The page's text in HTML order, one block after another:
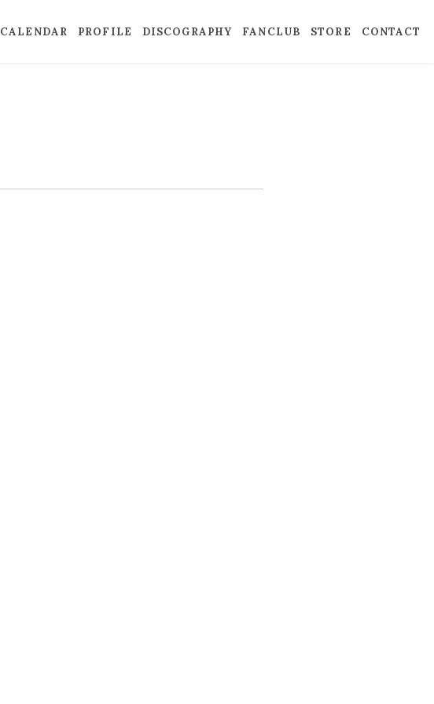
CALENDAR PROFILE DISCOGRAPHY FANCLUB STORE CONTACT